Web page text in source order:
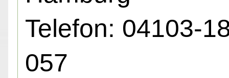
Telefon: 04103-
057